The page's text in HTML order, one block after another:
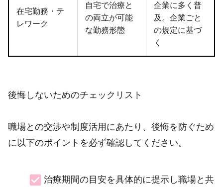
在宅勤務・テ
レワーク
自宅で治療と
の両立が可能
な勤務形態
企業に多く普
及。企業ごと
の規定に基づ
く
後悔しないためのチェックリスト
職場との交渉や制度活用にあたり、後悔を防ぐため
に以下のポイントを必ず確認してください。
治療期間の目安を具体的に提示し職場と共